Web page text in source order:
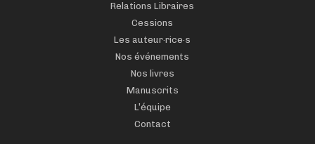
Relations Libraires
Cessions
Les auteur·rice·s
Nos événements
Nos livres
Manuscrits
L’équipe
Contact